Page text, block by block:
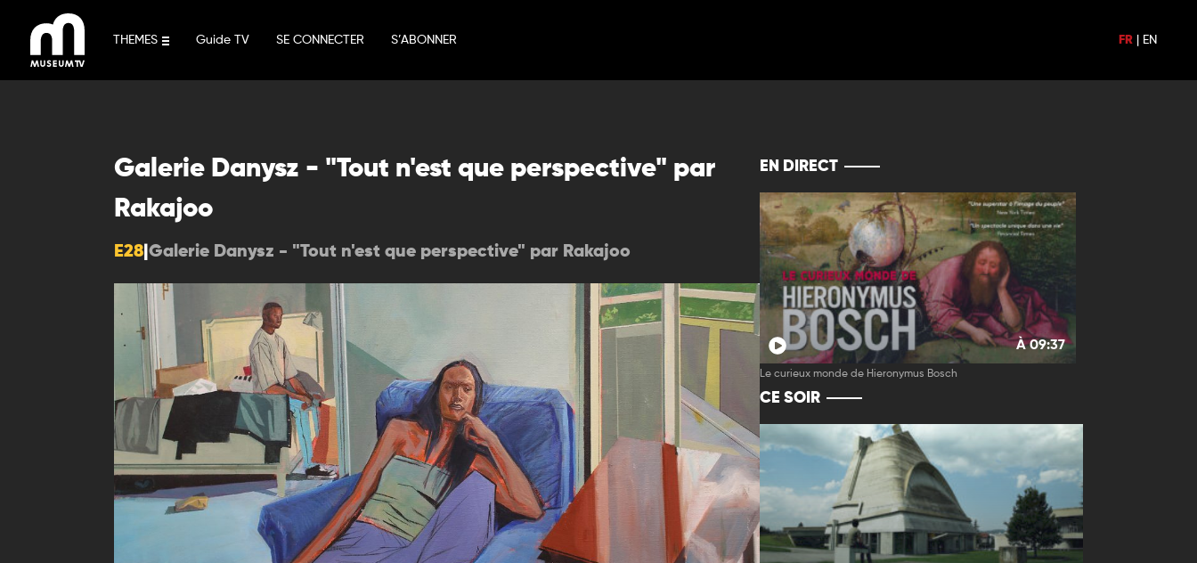
contenu
THEMES Guide TV SE CONNECTER S’ABONNER FR EN
Galerie Danysz - "Tout n'est que perspective" par
Rakajoo
E28 Galerie Danysz - "Tout n'est que perspective" par Rakajoo
EN DIRECT
À 09:37
Le curieux monde de Hieronymus Bosch
CE SOIR